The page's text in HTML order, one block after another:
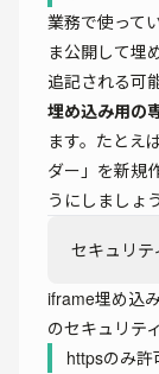
業務で使って
ま公開して埋
追記される可
埋め込み用の
ます。たとえ
ダー」を新規
うにしましょう
セキュリテ
iframe埋め込
のセキュリテ
httpsのみ許